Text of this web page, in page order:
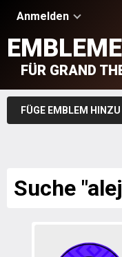
Anmelden
EMBLEME
FÜR GRAND
FÜGE EMBLEM HINZU
Suche